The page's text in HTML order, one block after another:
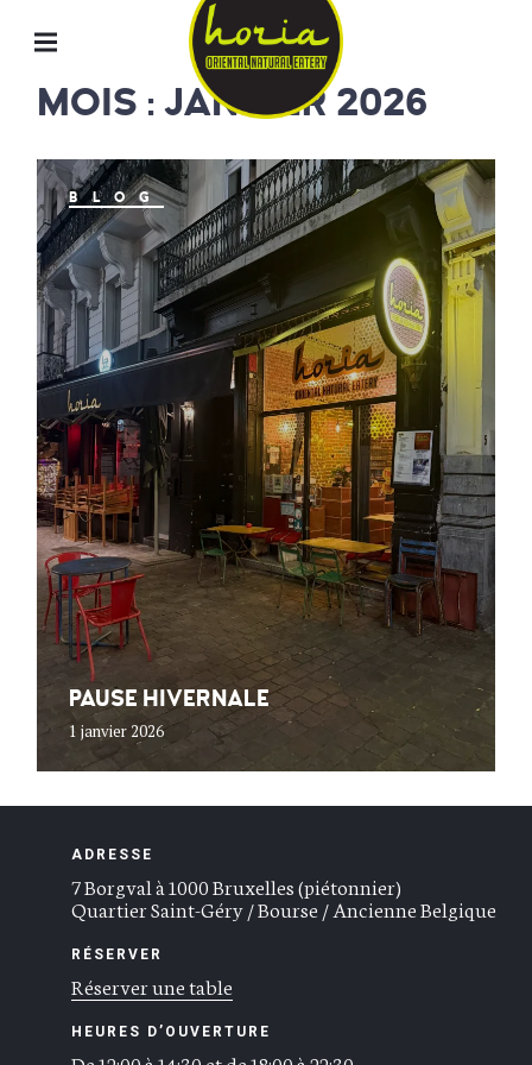
HORIA
ORIENTAL
NATURAL
EATERY
MOIS : JANVIER 2026
BLOG
PAUSE HIVERNALE
1 janvier 2026
ADRESSE
7 Borgval à 1000 Bruxelles (piétonnier)
Quartier Saint-Géry / Bourse / Ancienne Belgique
RÉSERVER
Réserver une table
HEURES D’OUVERTURE